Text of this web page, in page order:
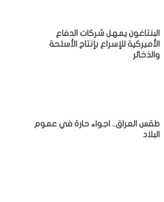
البنتاغون يمهل شركات الدفاع
الأميركية للإسراع بإنتاج الأسلحة
والذخائر
طقس العراق.. اجواء حارة في عموم
البلاد